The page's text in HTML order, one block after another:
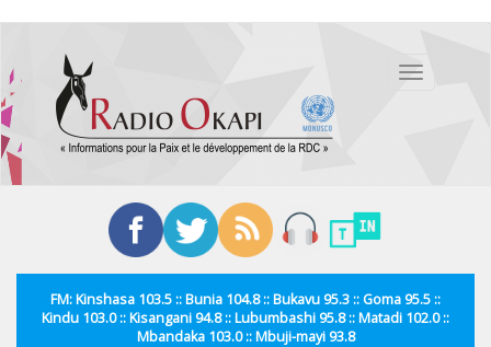
contenu
principal
Toggle
FM: Kinshasa 103.5 :: Bunia 104.8 :: Bukavu 95.3 :: Goma 95.5 ::
Kindu 103.0 :: Kisangani 94.8 :: Lubumbashi 95.8 :: Matadi 102.0 ::
Mbandaka 103.0 :: Mbuji-mayi 93.8